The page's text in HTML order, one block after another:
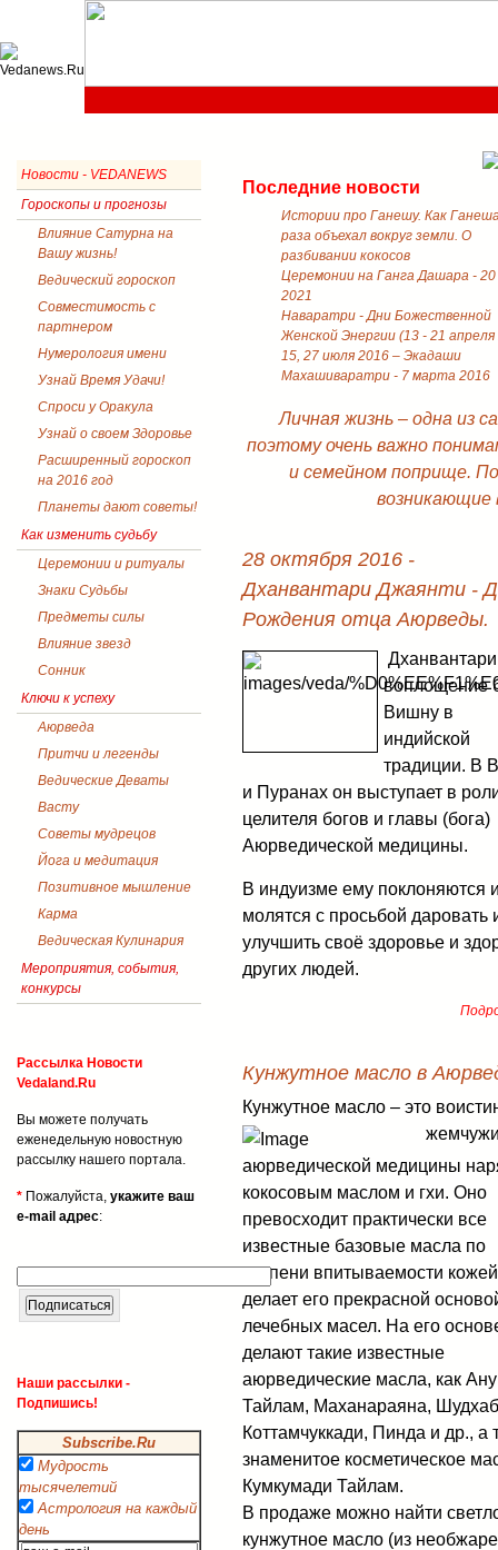
Последние новости
Истории про Ганешу. Как
раза объехал вокруг земли. О
разбивании кокосов
Церемонии на Ганга Дашара -
2021
Наваратри - Дни Божественной
Женской Энергии (13 - 21 апреля
15, 27 июля 2016 – Экадаши
Махашиваратри - 7 марта 2016
Личная жизнь – одна из
поэтому очень важно
и семейном поприще.
возникающие
28 октября 2016 -
Дханвантари Джаянти -
Рождения отца Аюрведы.
Дханвантари
воплощение
Вишну в
индийской
традиции. В
и Пуранах он выступает в
целителя богов и главы (бога)
Аюрведической медицины.
В индуизме ему поклоняются
молятся с просьбой даровать
улучшить своё здоровье и
других людей.
Кунжутное масло в
Кунжутное масло – это
аюрведической медицины
кокосовым маслом и гхи. Оно
превосходит практически все
известные базовые масла по
степени впитываемости
делает его прекрасной
лечебных масел. На его
делают такие известные
аюрведические масла, как Ану
Тайлам, Маханараяна,
Коттамчуккади, Пинда и др., а
знаменитое косметическое
Кумкумади Тайлам.
В продаже можно найти
кунжутное масло (из
Новости - VEDANEWS
Гороскопы и прогнозы
Влияние Сатурна на
Вашу жизнь!
Ведический гороскоп
Совместимость с
партнером
Нумерология имени
Узнай Время Удачи!
Спроси у Оракула
Узнай о своем Здоровье
Расширенный гороскоп
на 2016 год
Планеты дают советы!
Как изменить судьбу
Церемонии и ритуалы
Знаки Судьбы
Предметы силы
Влияние звезд
Сонник
Ключи к успеху
Аюрведа
Притчи и легенды
Ведические Деваты
Васту
Советы мудрецов
Йога и медитация
Позитивное мышление
Карма
Ведическая Кулинария
Мероприятия, события,
конкурсы
Рассылка Новости
Vedaland.Ru
Вы можете получать
еженедельную новостную
рассылку нашего портала.
* Пожалуйста, укажите ваш
e-mail адрес:
Наши рассылки -
Подпишись!
Subscribe.Ru
Мудрость
тысячелетий
Астрология на каждый
день